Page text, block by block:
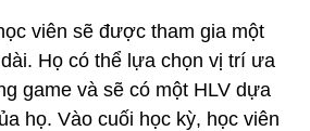
viên sẽ được tham gia một
Họ có thể lựa chọn vị trí ưa
game và sẽ có một HLV dựa
họ. Vào cuối học kỳ, học viên